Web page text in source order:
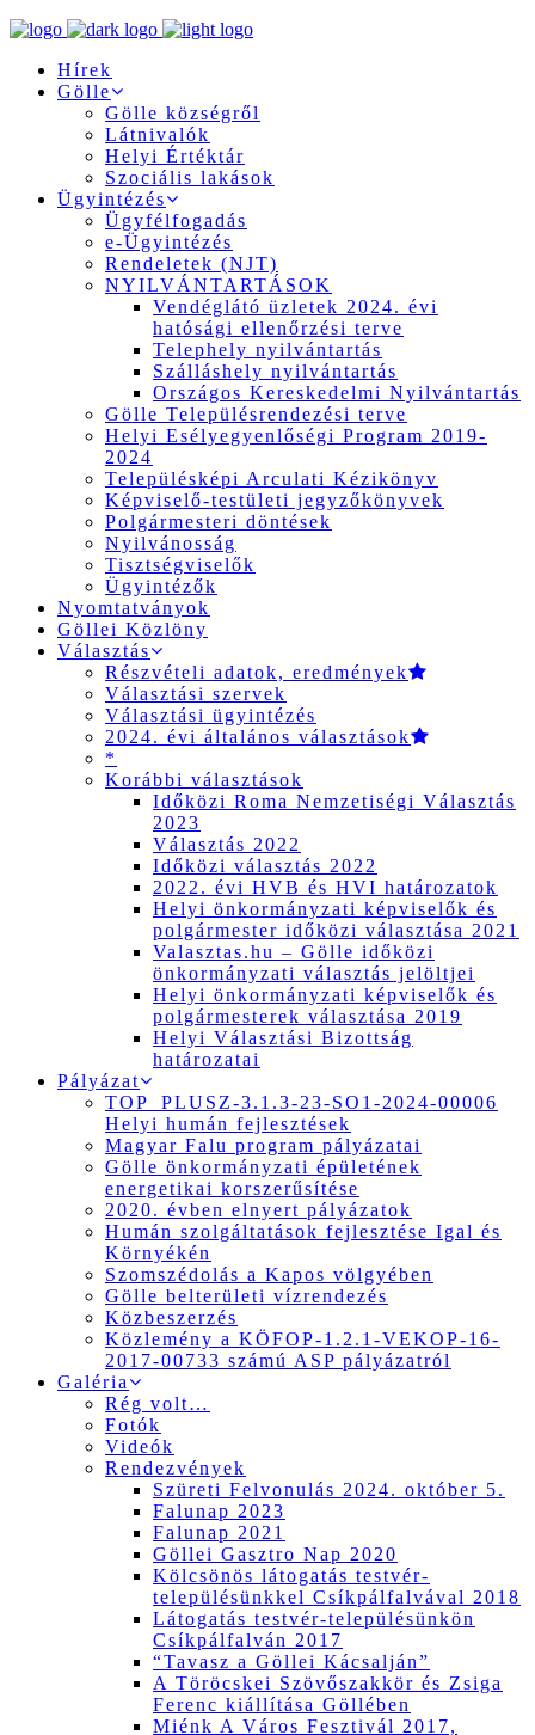
Hírek
Gölle
Gölle községről
Látnivalók
Helyi Értéktár
Szociális lakások
Ügyintézés
Ügyfélfogadás
e-Ügyintézés
Rendeletek (NJT)
NYILVÁNTARTÁSOK
Vendéglátó üzletek 2024. évi
hatósági ellenőrzési terve
Telephely nyilvántartás
Szálláshely nyilvántartás
Országos Kereskedelmi Nyilvántartás
Gölle Településrendezési terve
Helyi Esélyegyenlőségi Program 2019-
2024
Településképi Arculati Kézikönyv
Képviselő-testületi jegyzőkönyvek
Polgármesteri döntések
Nyilvánosság
Tisztségviselők
Ügyintézők
Nyomtatványok
Göllei Közlöny
Választás
Részvételi adatok, eredmények
Választási szervek
Választási ügyintézés
2024. évi általános választások
*
Korábbi választások
Időközi Roma Nemzetiségi Választás
2023
Választás 2022
Időközi választás 2022
2022. évi HVB és HVI határozatok
Helyi önkormányzati képviselők és
polgármester időközi választása 2021
Valasztas.hu – Gölle időközi
önkormányzati választás jelöltjei
Helyi önkormányzati képviselők és
polgármesterek választása 2019
Helyi Választási Bizottság
határozatai
Pályázat
TOP_PLUSZ-3.1.3-23-SO1-2024-00006
Helyi humán fejlesztések
Magyar Falu program pályázatai
Gölle önkormányzati épületének
energetikai korszerűsítése
2020. évben elnyert pályázatok
Humán szolgáltatások fejlesztése Igal és
Környékén
Szomszédolás a Kapos völgyében
Gölle belterületi vízrendezés
Közbeszerzés
Közlemény a KÖFOP-1.2.1-VEKOP-16-
2017-00733 számú ASP pályázatról
Galéria
Rég volt…
Fotók
Videók
Rendezvények
Szüreti Felvonulás 2024. október 5.
Falunap 2023
Falunap 2021
Göllei Gasztro Nap 2020
Kölcsönös látogatás testvér-
településünkkel Csíkpálfalvával 2018
Látogatás testvér-településünkön
Csíkpálfalván 2017
“Tavasz a Göllei Kácsalján”
A Töröcskei Szövőszakkör és Zsiga
Ferenc kiállítása Göllében
Miénk A Város Fesztivál 2017,